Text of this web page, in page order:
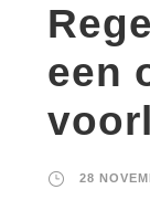
een
28